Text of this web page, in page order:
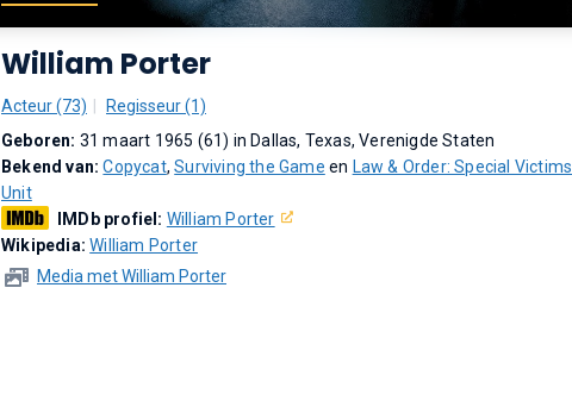
William Porter
Acteur (73)
Regisseur (1)
Geboren: 31 maart 1965 (61) in Dallas, Texas, Verenigde Staten
Bekend van:Copycat,Surviving the Game en Law & Order: Special Victims
Unit
IMDb profiel: William Porter
Wikipedia:William Porter
Media met William Porter